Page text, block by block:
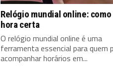
Relógio mundial online: como
hora certa
O relógio mundial online é uma
ferramenta essencial para quem
acompanhar horários em...